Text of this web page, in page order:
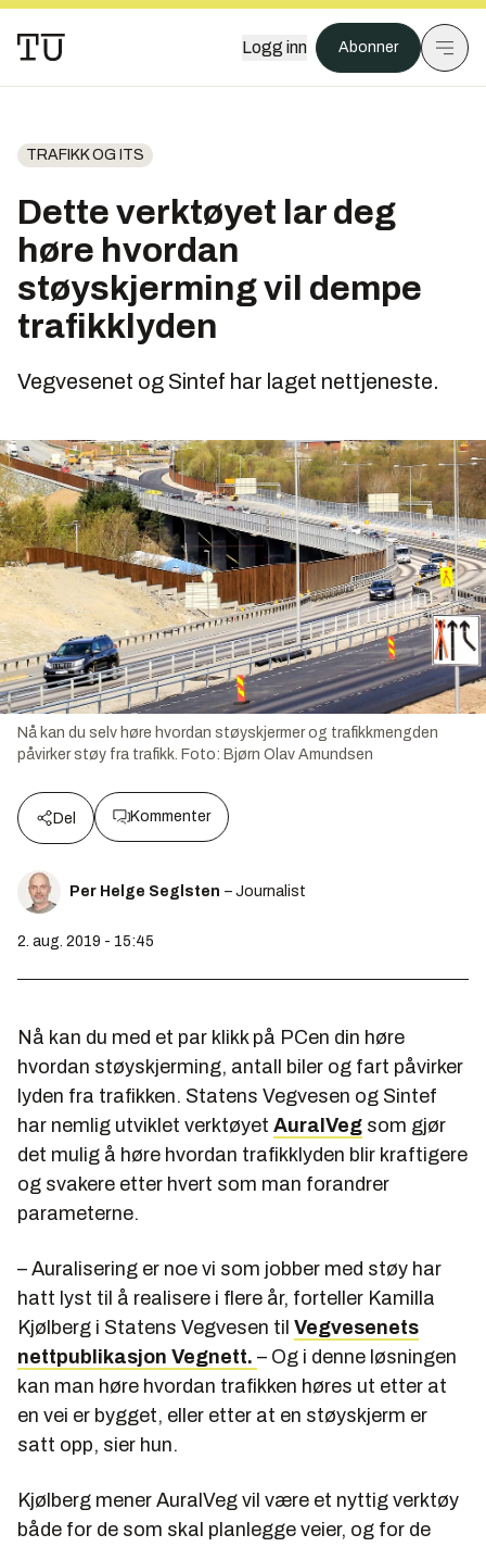
Logg inn Abonner
TRAFIKK OG ITS
Dette verktøyet lar deg
høre hvordan
støyskjerming vil dempe
trafikklyden
Vegvesenet og Sintef har laget nettjeneste.
Nå kan du selv høre hvordan støyskjermer og trafikkmengden
påvirker støy fra trafikk. Foto: Bjørn Olav Amundsen
Del Kommenter
Per Helge Seglsten – Journalist
2. aug. 2019 - 15:45
Nå kan du med et par klikk på PCen din høre
hvordan støyskjerming, antall biler og fart påvirker
lyden fra trafikken. Statens Vegvesen og Sintef
har nemlig utviklet verktøyet AuralVeg som gjør
det mulig å høre hvordan trafikklyden blir kraftigere
og svakere etter hvert som man forandrer
parameterne.
– Auralisering er noe vi som jobber med støy har
hatt lyst til å realisere i flere år, forteller Kamilla
Kjølberg i Statens Vegvesen til Vegvesenets
nettpublikasjon Vegnett. – Og i denne løsningen
kan man høre hvordan trafikken høres ut etter at
en vei er bygget, eller etter at en støyskjerm er
satt opp, sier hun.
Kjølberg mener AuralVeg vil være et nyttig verktøy
både for de som skal planlegge veier, og for de